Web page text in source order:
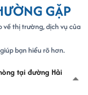
GẶP
thị trường, dịch vụ của
bạn hiểu rõ hơn.
tại đường Hải